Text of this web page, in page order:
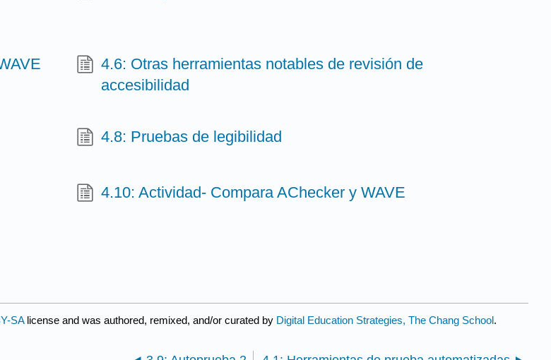
4.6: Otras herramientas notables de revisión de
accesibilidad
4.8: Pruebas de legibilidad
4.10: Actividad- Compara AChecker y WAVE
SA license and was authored, remixed, and/or curated by Digital Education Strategies, The Chang School.